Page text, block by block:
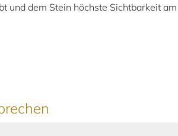
und dem Stein höchste Sichtbarkeit am